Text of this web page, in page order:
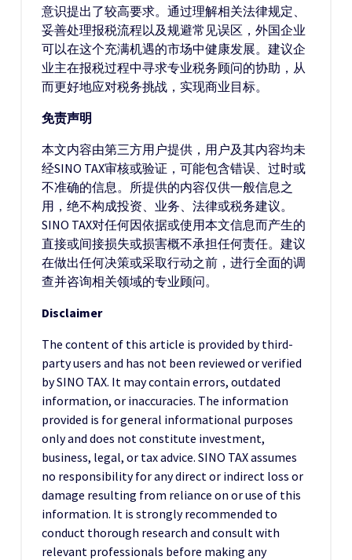
意识提出了较高要求。通过理解相关法律规定、
妥善处理报税流程以及规避常见误区，外国企业
可以在这个充满机遇的市场中健康发展。建议企
业主在报税过程中寻求专业税务顾问的协助，从
而更好地应对税务挑战，实现商业目标。
免责声明
本文内容由第三方用户提供，用户及其内容均未
经SINO TAX审核或验证，可能包含错误、过时或
不准确的信息。所提供的内容仅供一般信息之
用，绝不构成投资、业务、法律或税务建议。
SINO TAX对任何因依据或使用本文信息而产生的
直接或间接损失或损害概不承担任何责任。建议
在做出任何决策或采取行动之前，进行全面的调
查并咨询相关领域的专业顾问。
Disclaimer
The content of this article is provided by third-
party users and has not been reviewed or verified
by SINO TAX. It may contain errors, outdated
information, or inaccuracies. The information
provided is for general informational purposes
only and does not constitute investment,
business, legal, or tax advice. SINO TAX assumes
no responsibility for any direct or indirect loss or
damage resulting from reliance on or use of this
information. It is strongly recommended to
conduct thorough research and consult with
relevant professionals before making any